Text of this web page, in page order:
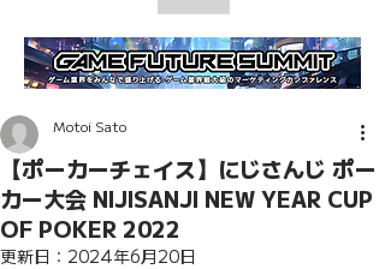
【ポーカーチェイス】にじさんじ ポー
カー大会 NIJISANJI NEW YEAR CUP
OF POKER 2022
Motoi Sato
更新日： 2024年6月20日